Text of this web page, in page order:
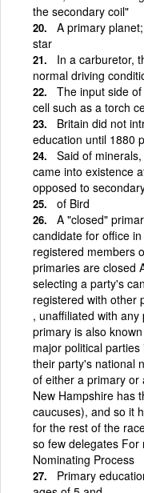
the secondary coil"
A primary
star
In a carburetor,
normal driving
The input side
cell such as a torch
Britain did not
education until 1880
Said of
came into existence
opposed to
of Bird
A "closed"
candidate for office
registered members
primaries are closed
selecting a party's
registered with other
, unaffiliated with
primary is also
major political
their party's national
of either a primary or
New Hampshire has
caucuses), and so it
for the rest of the
so few delegates
Nominating Process
Primary